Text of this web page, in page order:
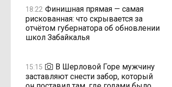
18:22 Финишная прямая — самая
рискованная: что скрывается за
отчётом губернатора об обновлении
школ Забайкалья
15:15
В Шерловой Горе мужчину
заставляют снести забор, который